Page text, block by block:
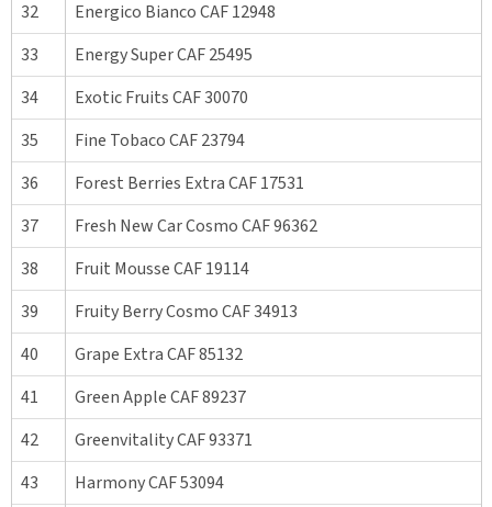
32
Energico Bianco CAF 12948
33
Energy Super CAF 25495
34
Exotic Fruits CAF 30070
35
Fine Tobaco CAF 23794
36
Forest Berries Extra CAF 17531
37
Fresh New Car Cosmo CAF 96362
38
Fruit Mousse CAF 19114
39
Fruity Berry Cosmo CAF 34913
40
Grape Extra CAF 85132
41
Green Apple CAF 89237
42
Greenvitality CAF 93371
43
Harmony CAF 53094